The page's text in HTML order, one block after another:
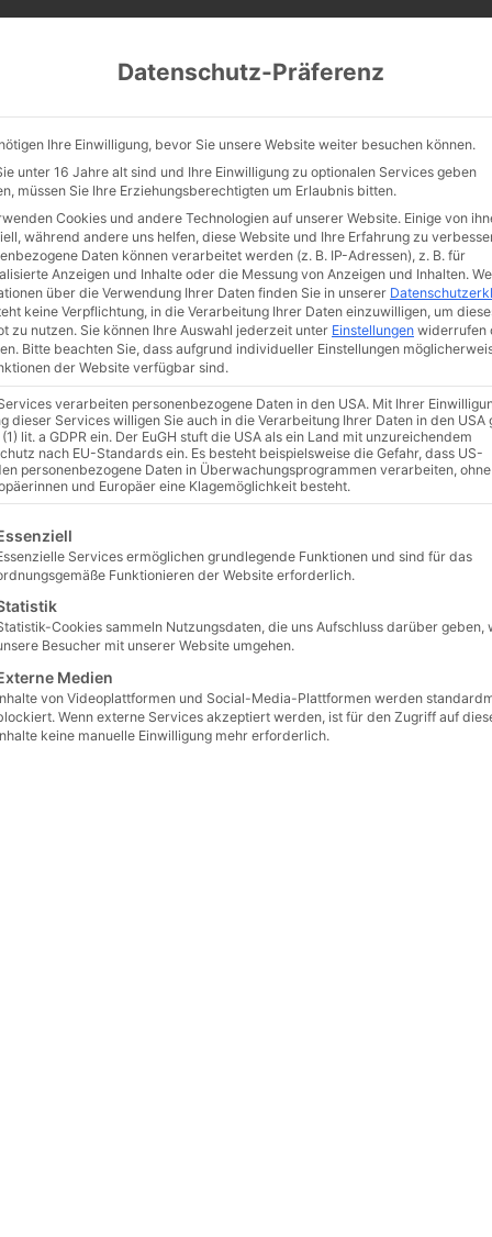
CATHWALK.DE
MESSE GLAUBE KULTUR FRÖMMIGKEIT
Cathwalk-Quiz:
Katholik bist
Datenschutz-Präferenz
Ihre Einwilligung, bevor Sie unsere Website weiter besuchen können.
unter 16 Jahre alt sind und Ihre Einwilligung zu optionalen Services geben
müssen Sie Ihre Erziehungsberechtigten um Erlaubnis bitten.
Cookies und andere Technologien auf unserer Website. Einige von
während andere uns helfen, diese Website und Ihre Erfahrung zu
Daten können verarbeitet werden (z. B. IP-Adressen), z. B. für
Anzeigen und Inhalte oder die Messung von Anzeigen und Inhalten.
über die Verwendung Ihrer Daten finden Sie in unserer
keine Verpflichtung, in die Verarbeitung Ihrer Daten einzuwilligen, um
zu nutzen. Sie können Ihre Auswahl jederzeit unter Einstellungen widerrufen
Bitte beachten Sie, dass aufgrund individueller Einstellungen
der Website verfügbar sind.
verarbeiten personenbezogene Daten in den USA. Mit Ihrer
dieser Services willigen Sie auch in die Verarbeitung Ihrer Daten in den USA
lit. a GDPR ein. Der EuGH stuft die USA als ein Land mit unzureichendem
nach EU-Standards ein. Es besteht beispielsweise die Gefahr, dass US-
personenbezogene Daten in Überwachungsprogrammen verarbeiten,
und Europäer eine Klagemöglichkeit besteht.
eine Liste der Service-Gruppen, für die eine Einwilligung erteilt
Services ermöglichen grundlegende Funktionen und sind für das
Funktionieren der Website erforderlich.
Cookies sammeln Nutzungsdaten, die uns Aufschluss darüber geben,
Besucher mit unserer Website umgehen.
Medien
von Videoplattformen und Social-Media-Plattformen werden
Wenn externe Services akzeptiert werden, ist für den Zugriff auf
keine manuelle Einwilligung mehr erforderlich.